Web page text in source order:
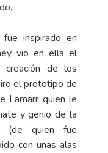
inspirado en
vio en ella el
de los
el prototipo de
Lamarr quien le
y genio de la
(de quien fue
con unas alas